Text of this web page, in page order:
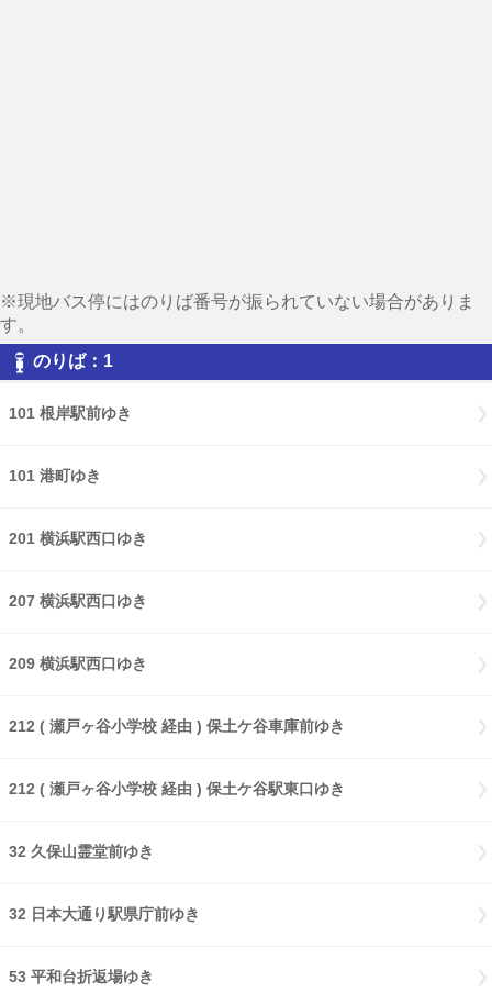
※現地バス停にはのりば番号が振られていない場合がありま
す。
のりば：1
101 根岸駅前ゆき
101 港町ゆき
201 横浜駅西口ゆき
207 横浜駅西口ゆき
209 横浜駅西口ゆき
212 ( 瀬戸ヶ谷小学校 経由 ) 保土ケ谷車庫前ゆき
212 ( 瀬戸ヶ谷小学校 経由 ) 保土ケ谷駅東口ゆき
32 久保山霊堂前ゆき
32 日本大通り駅県庁前ゆき
53 平和台折返場ゆき